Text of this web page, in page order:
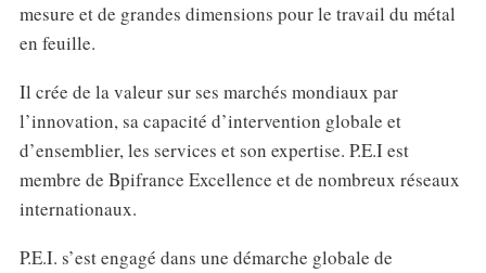
mesure et de grandes dimensions pour le travail du métal
en feuille.
Il crée de la valeur sur ses marchés mondiaux par
l’innovation, sa capacité d’intervention globale et
d’ensemblier, les services et son expertise. P.E.I est
membre de Bpifrance Excellence et de nombreux réseaux
internationaux.
P.E.I. s’est engagé dans une démarche globale de